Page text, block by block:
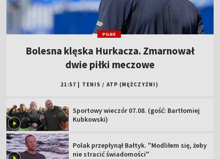
PILNE
Bolesna klęska Hurkacza. Zmarnował
dwie piłki meczowe
21:57 TENIS / ATP (MĘŻCZYŹNI)
Sportowy wieczór 07.08. (gość: Bartłomiej
Kubkowski)
Polak przepłynął Bałtyk. "Modliłem się, żeby
nie stracić świadomości"